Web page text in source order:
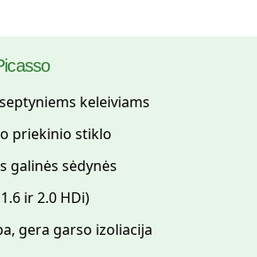
keleiviams
priekinio stiklo
galinės sėdynės
ir 2.0 HDi)
gera garso izoliacija